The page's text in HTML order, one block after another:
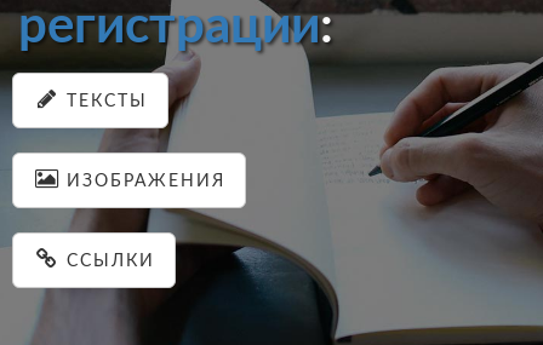
регистрации:
ТЕКСТЫ
ИЗОБРАЖЕНИЯ
ССЫЛКИ